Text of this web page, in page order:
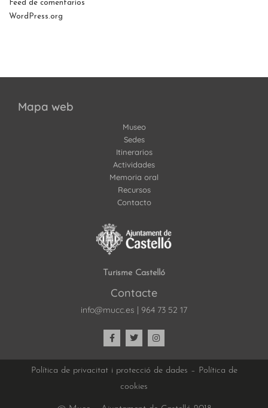
Feed de comentarios
WordPress.org
Mapa web
Museo
Sedes
Itinerarios
Actividades
Memoria oral
Recursos
Contacto
Turisme Castelló
Contacte
info@mucc.es | 964 73 52 17
Política de privacitat i protecció de dades – Política de
cookies